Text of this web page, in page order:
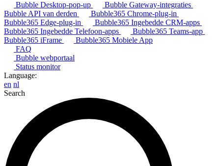
Bubble Desktop-pop-up
Bubble Gateway-integraties
Bubble API van derden
Bubble365 Chrome-plug-in
Bubble365 Edge-plug-in
Bubble365 Ingebedde CRM-apps
Bubble365 Ingebedde Telefoon-apps
Bubble365 Teams-app
Bubble365 iFrame
Bubble365 Mobiele App
FAQ
Bubble webportaal
Status monitor
Language:
en nl
Search